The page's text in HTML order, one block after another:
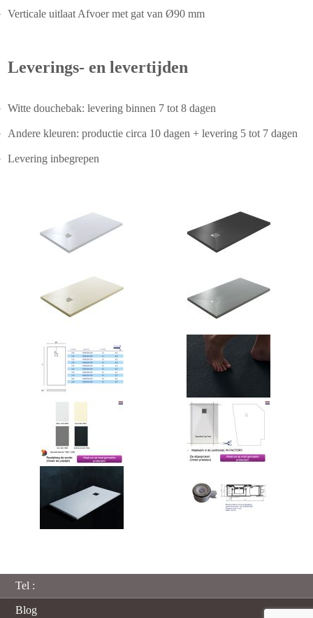
Verticale uitlaat Afvoer met gat van Ø90 mm
Leverings- en levertijden
Witte douchebak: levering binnen 7 tot 8 dagen
Andere kleuren: productie circa 10 dagen + levering 5 tot 7 dagen
Levering inbegrepen
Tel :
Blog